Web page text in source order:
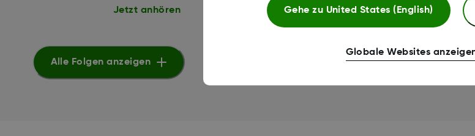
Jetzt anhören
Alle Folgen anzeigen
Gehe zu United States (English)
Globale Websites